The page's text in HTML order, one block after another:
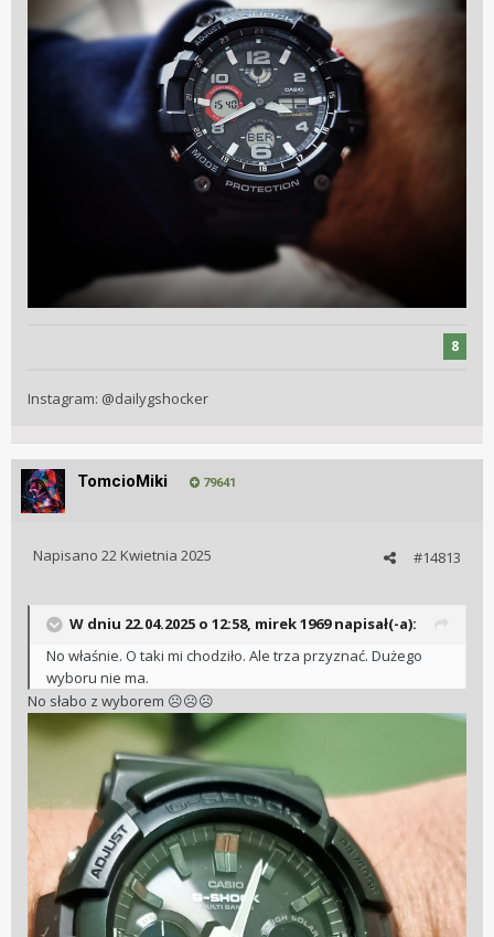
8
Instagram: @dailygshocker
TomcioMiki 79641
#14813
Napisano 22 Kwietnia 2025
W dniu 22.04.2025 o 12:58, mirek 1969napisał(-a):
No właśnie. O taki mi chodziło. Ale trza przyznać. Dużego
wyboru nie ma.
No słabo z wyborem ☹️☹️☹️